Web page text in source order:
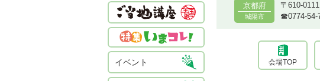
イベント
京都府
城陽市
〒610-
☎︎0774-54-
会場TOP